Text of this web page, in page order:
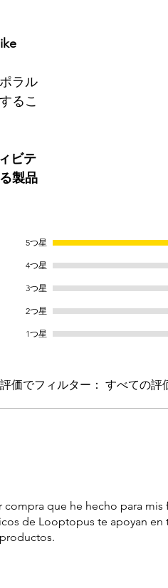
ラル
るこ
ビテ
製品
5つ星
4つ星
3つ星
2つ星
1つ星
評価でフィルター： すべての評
que he hecho para mis
de Looptopus te apoyan en